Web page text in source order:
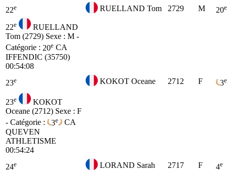
22e RUELLAND Tom 2729 M 20e
22e
RUELLAND
Tom (2729) Sexe : M -
Catégorie : 20e CA
IFFENDIC (35750)
00:54:08
23e KOKOT Oceane 2712 F 3e
23e
KOKOT
Oceane (2712) Sexe : F
- Catégorie :
3e
CA
QUEVEN
ATHLETISME
00:54:24
24e LORAND Sarah 2717 F 4e